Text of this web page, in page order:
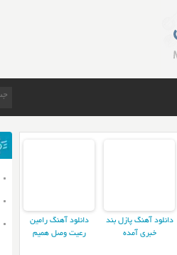
دانلود آهنگ پازل بند
خبری آمده
دانلود آهنگ رامین
رعیت وصل همیم